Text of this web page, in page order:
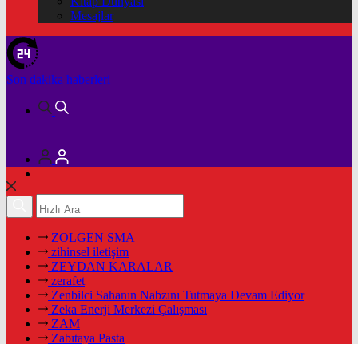
Mesajlar
Son dakika haberleri
ZOLGEN SMA
zihinsel iletişim
ZEYDAN KARALAR
zerafet
Zenbilci Sahanın Nabzını Tutmaya Devam Ediyor
Zeka Enerji Merkezi Çalışması
ZAM
Zabıtaya Pasta